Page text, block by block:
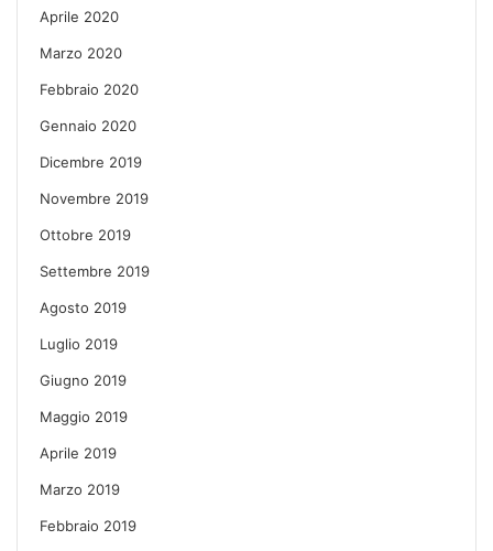
Aprile 2020
Marzo 2020
Febbraio 2020
Gennaio 2020
Dicembre 2019
Novembre 2019
Ottobre 2019
Settembre 2019
Agosto 2019
Luglio 2019
Giugno 2019
Maggio 2019
Aprile 2019
Marzo 2019
Febbraio 2019